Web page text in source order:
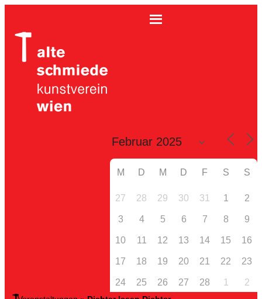
M D M D F S S
27 28 29 30 31 1 2
3 4 5 6 7 8 9
10 11 12 13 14 15 16
17 18 19 20 21 22 23
24 25 26 27 28 1 2